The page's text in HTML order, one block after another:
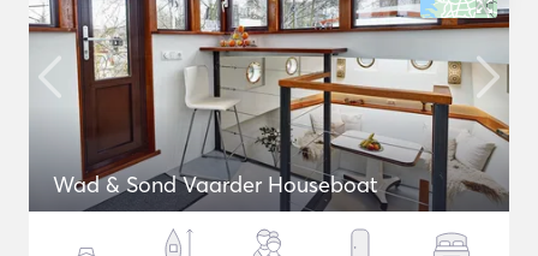
Wad & Sond Vaarder Houseboat